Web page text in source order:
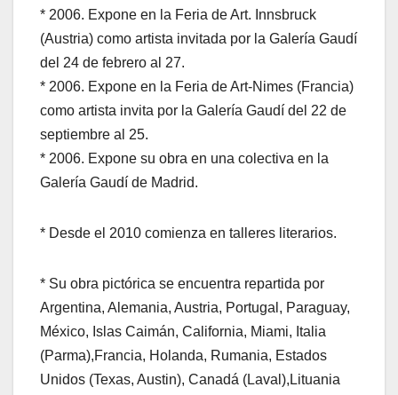
* 2006. Expone en la Feria de Art. Innsbruck
(Austria) como artista invitada por la Galería Gaudí
del 24 de febrero al 27.
* 2006. Expone en la Feria de Art-N imes (Francia)
como artista invita por la Galería Gaudí del 22 de
septiembre al 25.
* 2006. Expone su obra en una colectiva en la
Galería Gaudí de Madrid.
* Desde el 2010 comienza en talleres iterarios.
* Su obra pictórica se encuentra repartida por
Argentina, Alemania, Austria, Portugal , Paraguay,
México, Islas Caimán, California, Miami, Italia
(Parma),Francia, Holanda, Rumania, Estados
Unidos (Texas, Austin), Canadá (Laval),Lituania